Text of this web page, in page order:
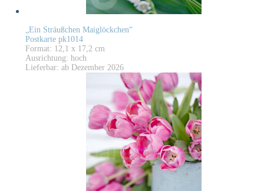
„Ein Sträußchen Maiglöckchen“
Postkarte pk1014
Format: 12,1 x 17,2 cm
Ausrichtung: hoch
Lieferbar: ab Dezember 2026